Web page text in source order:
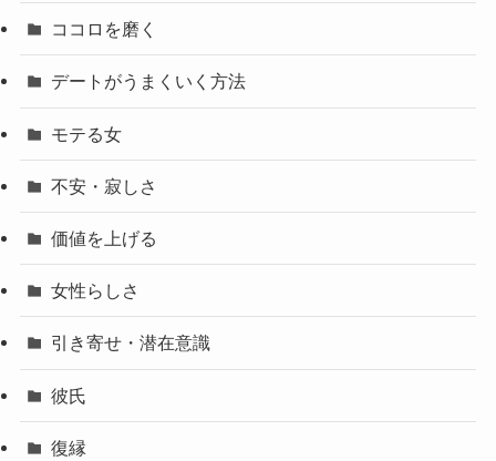
ココロを磨く
デートがうまくいく方法
モテる女
不安・寂しさ
価値を上げる
女性らしさ
引き寄せ・潜在意識
彼氏
復縁